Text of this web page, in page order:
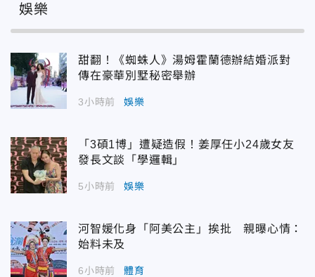
娛樂
甜翻！《蜘蛛人》湯姆霍蘭德辦結婚派對
傳在豪華別墅秘密舉辦
3小時前 娛樂
「3碩1博」遭疑造假！姜厚任小24歲女友
發長文談「學邏輯」
5小時前 娛樂
河智媛化身「阿美公主」挨批 親曝心情：
始料未及
6小時前 體育